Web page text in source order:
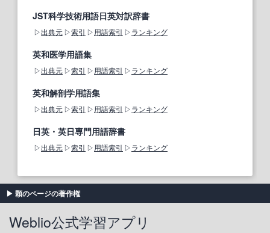
JST科学技術用語日英対訳辞書
出典元 索引 用語索引 ランキング
英和医学用語集
出典元 索引 用語索引 ランキング
英和解剖学用語集
出典元 索引 用語索引 ランキング
日英・英日専門用語辞書
出典元 索引 用語索引 ランキング
顆のページの著作権
Weblio公式学習アプリ